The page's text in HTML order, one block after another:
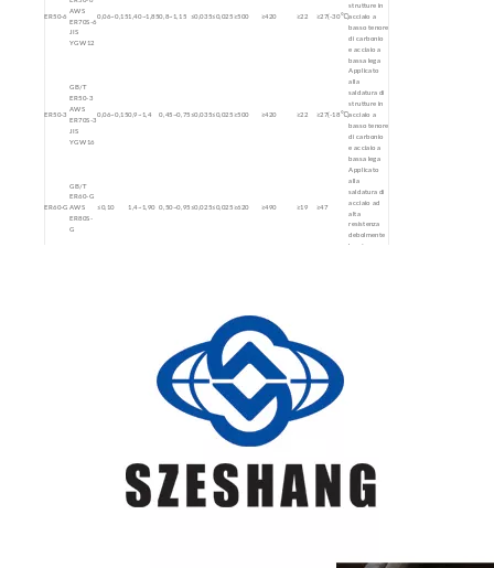
ER50-6
AWS
ER70S-6
JIS
YGW12
0,06~0,151,40~1,850,8~1,15 ≤0,035≤0,025≥500 ≥420 ≥22 ≥27(-30℃)
strutture in
acciaio a
basso tenore
di carbonio
e acciaio a
bassa lega
ER50-3
GB/T
ER50-3
AWS
ER70S-3
JIS
YGW16
0,06~0,150,9~1,4 0,45~0,75≤0,035≤0,025≥500 ≥420 ≥22 ≥27(-18℃)
Applicato
alla
saldatura di
strutture in
acciaio a
basso tenore
di carbonio
e acciaio a
bassa lega
ER60-G
GB/T
ER60-G
AWS
ER80S-
G
≤0,10 1,4~1,90 0,50~0,95≤0,025≤0,025≥620 ≥490 ≥19 ≥47
Applicato
alla
saldatura di
acciaio ad
alta
resistenza
debolmente
legato